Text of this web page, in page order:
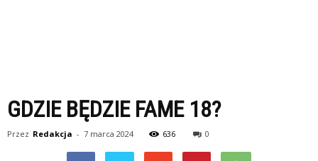
GDZIE BĘDZIE FAME 18?
Przez Redakcja - 7 marca 2024 636 0